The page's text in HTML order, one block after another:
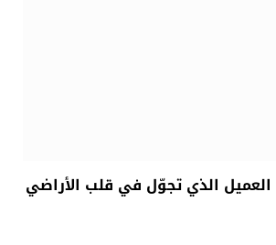
العميل الذي تجوّل في قلب الأراضي